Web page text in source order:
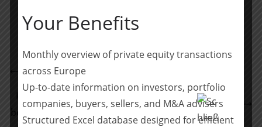
POELLATH berät die CoRRect Medical GmbH beim
Verkauf an Uniphar Europe Limited
POELLATH berät die Porsche Automobil Holding SE
beim Investment in Raketen-Start-up Isar Aerospace
Your Benefits
Monthly overview of private equity transactions
across Europe
Up-to-date information on investors, portfolio
companies, buyers, sellers, and M&A advisers
Structured Excel database designed for efficient